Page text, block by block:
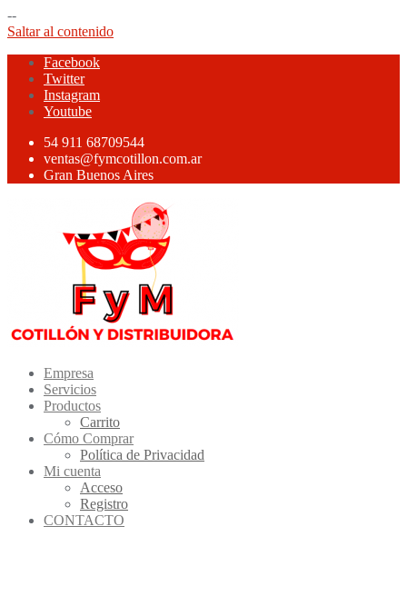
--
Saltar al contenido
Facebook
Twitter
Instagram
Youtube
54 911 68709544
ventas@fymcotillon.com.ar
Gran Buenos Aires
Empresa
Servicios
Productos
Carrito
Cómo Comprar
Política de Privacidad
Mi cuenta
Acceso
Registro
CONTACTO